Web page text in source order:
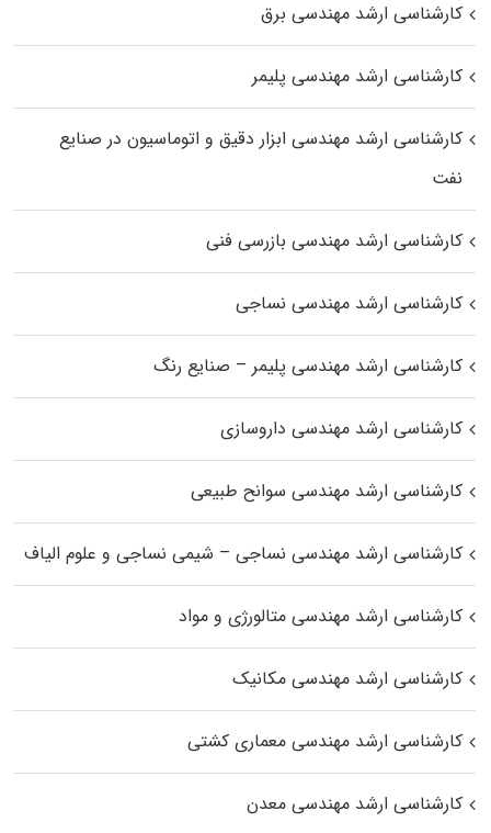
کارشناسی ارشد مهندسی برق
کارشناسی ارشد مهندسی پلیمر
کارشناسی ارشد مهندسی ابزار دقیق و اتوماسیون در صنایع
نفت
کارشناسی ارشد مهندسی بازرسی فنی
کارشناسی ارشد مهندسی نساجی
کارشناسی ارشد مهندسی پلیمر – صنایع رنگ
کارشناسی ارشد مهندسی داروسازی
کارشناسی ارشد مهندسی سوانح طبیعی
کارشناسی ارشد مهندسی نساجی – شیمی نساجی و علوم الیاف
کارشناسی ارشد مهندسی متالورژی و مواد
کارشناسی ارشد مهندسی مکانیک
کارشناسی ارشد مهندسی معماری کشتی
کارشناسی ارشد مهندسی معدن